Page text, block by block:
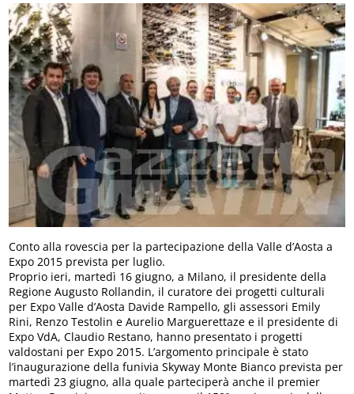
Conto alla rovescia per la partecipazione della Valle d’Aosta a
Expo 2015 prevista per luglio.
Proprio ieri, martedì 16 giugno, a Milano, il presidente della
Regione Augusto Rollandin, il curatore dei progetti culturali
per Expo Valle d’Aosta Davide Rampello, gli assessori Emily
Rini, Renzo Testolin e Aurelio Marguerettaze e il presidente di
Expo VdA, Claudio Restano, hanno presentato i progetti
valdostani per Expo 2015. L’argomento principale è stato
l’inaugurazione della funivia Skyway Monte Bianco prevista per
martedì 23 giugno, alla quale parteciperà anche il premier